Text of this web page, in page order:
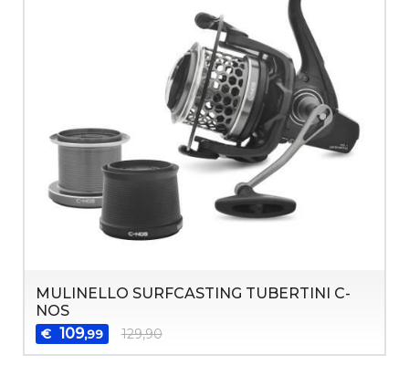
MULINELLO SURFCASTING TUBERTINI C-
NOS
€ 109,99 129,90